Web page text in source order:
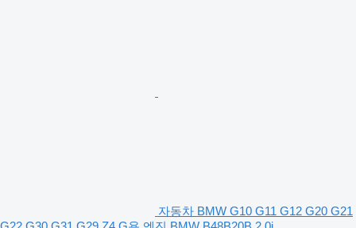
자동차 BMW G10 G11 G12 G20 G21